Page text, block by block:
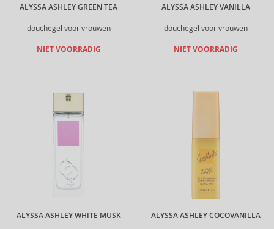
ALYSSA ASHLEY GREEN TEA
douchegel voor vrouwen
NIET VOORRADIG
ALYSSA ASHLEY VANILLA
douchegel voor vrouwen
NIET VOORRADIG
ALYSSA ASHLEY WHITE MUSK ALYSSA ASHLEY COCOVANILLA